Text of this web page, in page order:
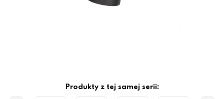
Produkty z tej samej serii: